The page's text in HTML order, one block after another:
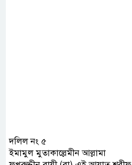
দলিল নং ৫
ইমামুল মুতাকাল্লেমীন আল্লামা